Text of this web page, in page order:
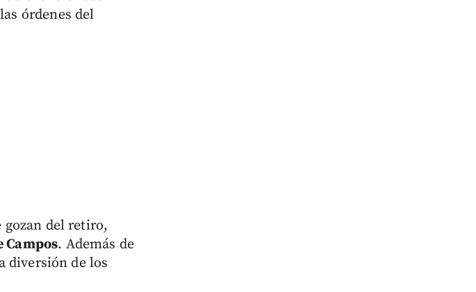
órdenes del
gozan del retiro,
Campos. Además de
diversión de los